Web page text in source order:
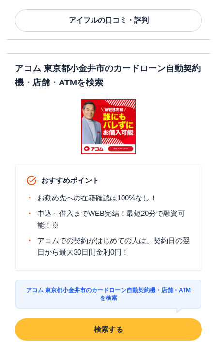
アイフルの口コミ・評判
アコム 東京都小金井市のカードローン自動契約
機・店舗・ATMを検索
おすすめポイント
お勤め先への在籍確認は100%なし！
申込～借入までWEB完結！最短20分で融資可
能！※
アコムでの契約がはじめての人は、契約日の翌
日から最大30日間金利0円！
アコム 東京都小金井市のカードローン自動契約機・店舗・ATM
を検索
検索する